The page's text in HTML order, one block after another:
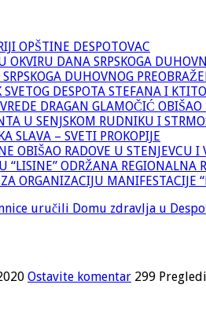
OPŠTINE DESPOTOVAC
OKVIRU DANA SRPSKOGA
DUHOVNOG
DESPOTA STEFANA I
DRAGAN GLAMOČIĆ
U SENJSKOM RUDNIKU I
SLAVA – SVETI PROKOPIJE
OBIŠAO RADOVE U STENJEVCU I
“LISINE” ODRŽANA REGIONALNA
ORGANIZACIJU MANIFESTACIJE
uručili Domu zdravlja u
Ostavite komentar 299 Pregledi